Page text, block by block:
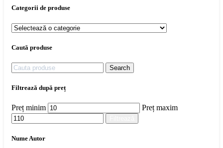
Categorii de produse
Caută produse
Search
Filtrează după preț
Preț minim Preț maxim
Nume Autor